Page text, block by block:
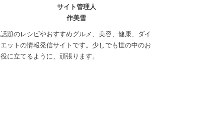
サイト管理人
作美雪
話題のレシピやおすすめグルメ、美容、健康、ダイ
エットの情報発信サイトです。少しでも世の中のお
役に立てるように、頑張ります。